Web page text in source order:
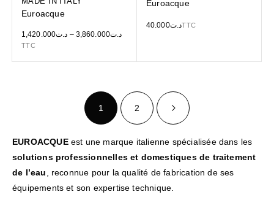
Euroacque
د.ت1,420.000 – د.ت3,860.000
TTC
Euroacque
د.ت40.000 TTC
1 2
EUROACQUEest une marque italienne spécialisée dans les
solutions professionnelles et domestiques de traitement
de l’eau , reconnue pour la qualité de fabrication de ses
équipements et son expertise technique.